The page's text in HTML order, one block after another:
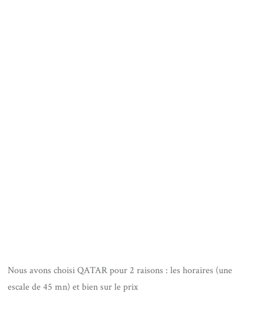
Nous avons choisi QATAR pour 2 raisons : les horaires (une
escale de 45 mn) et bien sur le prix